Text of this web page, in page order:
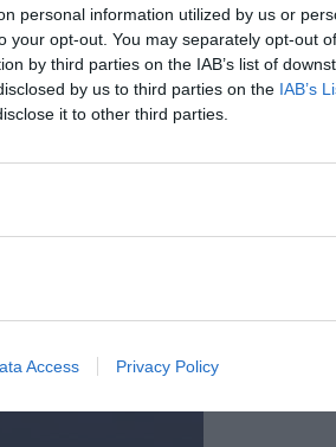
personal information utilized by us or
your opt-out. You may separately opt-out
by third parties on the IAB’s list of
by us to third parties on the IAB’s
it to other third parties.
Access Privacy Policy